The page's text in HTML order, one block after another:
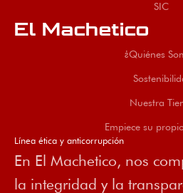
SIC
El Machetico
¿Quiénes
Nuestra
Empiece su
Línea ética y anticorrupción
En El Machetico, nos
la integridad y la